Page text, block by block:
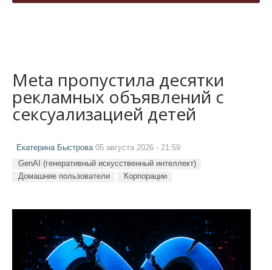
Meta пропустила десятки
рекламных объявлений с
сексуализацией детей
Екатерина Быстрова05 августа 2026 - 21:59
GenAI (генеративный искусственный интеллект)
Домашние пользователи
Корпорации